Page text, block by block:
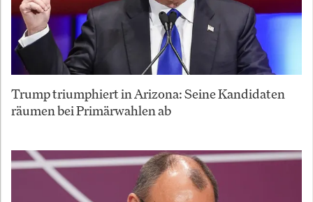
Trump triumphiert in Arizona: Seine Kandidaten
räumen bei Primärwahlen ab